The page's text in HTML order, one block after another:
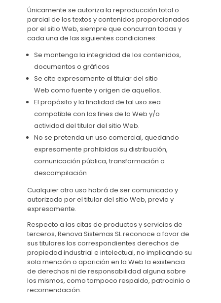
Únicamente se autoriza la reproducción total o
parcial de los textos y contenidos proporcionados
por el sitio Web, siempre que concurran todas y
cada una de las siguientes condiciones:
Se mantenga la integridad de los contenidos,
documentos o gráficos
Se cite expresamente al titular del sitio
Web como fuente y origen de aquellos.
El propósito y la finalidad de tal uso sea
compatible con los fines de la Web y/o
actividad del titular del sitio Web.
No se pretenda un uso comercial, quedando
expresamente prohibidas su distribución,
comunicación pública, transformación o
descompilación
Cualquier otro uso habrá de ser comunicado y
autorizado por el titular del sitio Web, previa y
expresamente.
Respecto a las citas de productos y servicios de
terceros, Renova Sistemas SL reconoce a favor de
sus titulares los correspondientes derechos de
propiedad industrial e intelectual, no implicando su
sola mención o aparición en la Web la existencia
de derechos ni de responsabilidad alguna sobre
los mismos, como tampoco respaldo, patrocinio o
recomendación.